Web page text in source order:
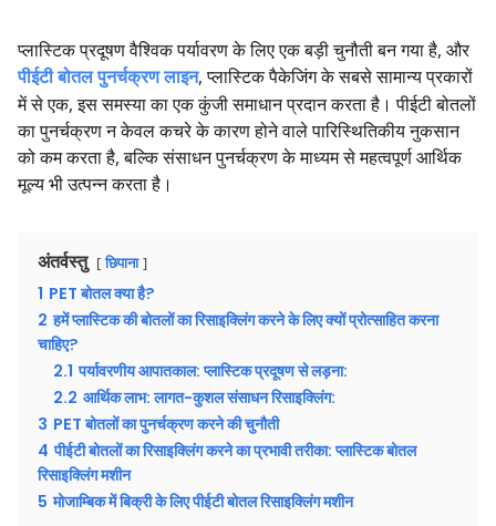
प्लास्टिक प्रदूषण वैश्विक पर्यावरण के लिए एक बड़ी चुनौती बन गया है, और
पीईटी बोतल पुनर्चक्रण लाइन, प्लास्टिक पैकेजिंग के सबसे सामान्य प्रकारों
में से एक, इस समस्या का एक कुंजी समाधान प्रदान करता है। पीईटी बोतलों
का पुनर्चक्रण न केवल कचरे के कारण होने वाले पारिस्थितिकीय नुकसान
को कम करता है, बल्कि संसाधन पुनर्चक्रण के माध्यम से महत्वपूर्ण आर्थिक
मूल्य भी उत्पन्न करता है।
अंतर्वस्तु छिपाना
1 PET बोतल क्या है?
2 हमें प्लास्टिक की बोतलों का रिसाइक्लिंग करने के लिए क्यों प्रोत्साहित करना
चाहिए?
2.1 पर्यावरणीय आपातकाल: प्लास्टिक प्रदूषण से लड़ना:
2.2 आर्थिक लाभ: लागत-कुशल संसाधन रिसाइक्लिंग:
3 PET बोतलों का पुनर्चक्रण करने की चुनौती
4 पीईटी बोतलों का रिसाइक्लिंग करने का प्रभावी तरीका: प्लास्टिक बोतल
रिसाइक्लिंग मशीन
5 मोजाम्बिक में बिक्री के लिए पीईटी बोतल रिसाइक्लिंग मशीन